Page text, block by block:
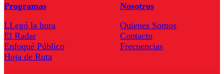
Programas
LLegó la hora
El Radar
Enfoqué Público
Hoja de Ruta
Nosotros
Quienes Somos
Contacto
Frecuencias